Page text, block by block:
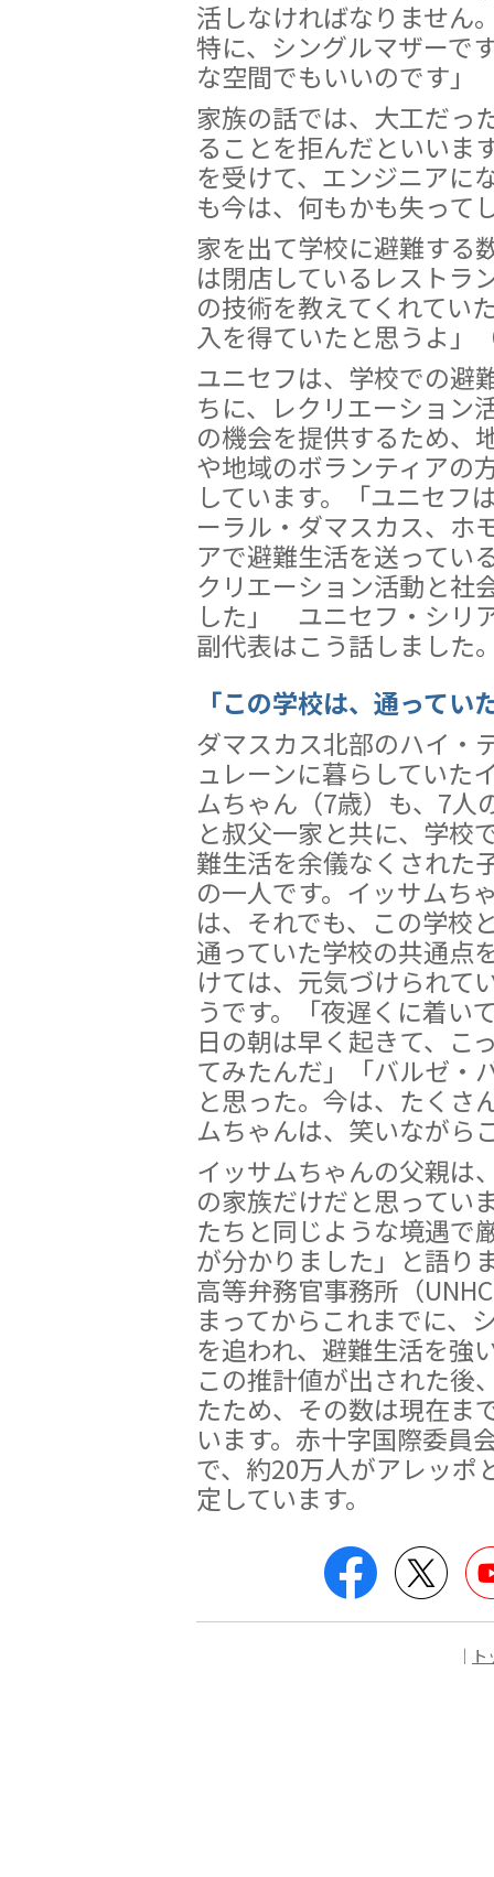
活しなければなりません
特に、シングルマザーで
な空間でもいいのです」
家族の話では、大工だっ
ることを拒んだといいま
を受けて、エンジニアに
も今は、何もかも失って
家を出て学校に避難する
は閉店しているレストラ
の技術を教えてくれてい
入を得ていたと思うよ」
ユニセフは、学校での避
ちに、レクリエーション
の機会を提供するため、
や地域のボランティアの
しています。「ユニセフ
ーラル・ダマスカス、ホ
アで避難生活を送ってい
クリエーション活動と社
した」 ユニセフ・シリ
副代表はこう話しました
「この学校は、通って
ダマスカス北部のハイ・
ュレーンに暮らしていた
ムちゃん（7歳）も、7人
と叔父一家と共に、学校
難生活を余儀なくされた
の一人です。イッサムち
は、それでも、この学校
通っていた学校の共通点
けては、元気づけられて
うです。「夜遅くに着い
日の朝は早く起きて、こ
てみたんだ」「バルゼ・
と思った。今は、たくさ
ムちゃんは、笑いながら
イッサムちゃんの父親は
の家族だけだと思ってい
たちと同じような境遇で
が分かりました」と語り
高等弁務官事務所（
まってからこれまでに、
を追われ、避難生活を強
この推計値が出された後
たため、その数は現在ま
います。赤十字国際委員
で、約20万人がアレッポ
定しています。
Facebook
｜